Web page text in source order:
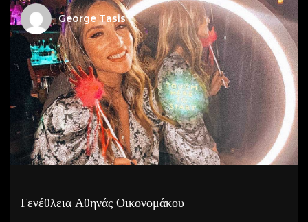
George Tasis
Γενέθλεια Αθηνάς Οικονομάκου